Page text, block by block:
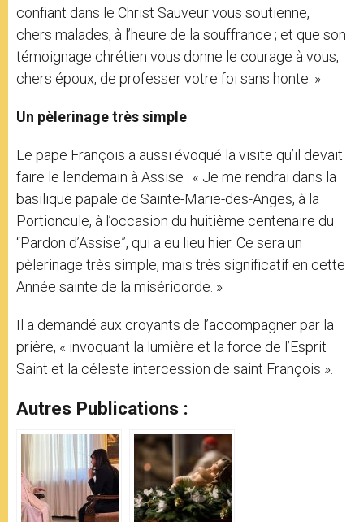
confiant dans le Christ Sauveur vous soutienne,
chers malades, à l’heure de la souffrance ; et que son
témoignage chrétien vous donne le courage à vous,
chers époux, de professer votre foi sans honte. »
Un pèlerinage très simple
Le pape François a aussi évoqué la visite qu’il devait
faire le lendemain à Assise : « Je me rendrai dans la
basilique papale de Sainte-Marie-des-Anges, à la
Portioncule, à l’occasion du huitième centenaire du
“Pardon d’Assise”, qui a eu lieu hier. Ce sera un
pèlerinage très simple, mais très significatif en cette
Année sainte de la miséricorde. »
Il a demandé aux croyants de l’accompagner par la
prière, « invoquant la lumière et la force de l’Esprit
Saint et la céleste intercession de saint François ».
Autres Publications :